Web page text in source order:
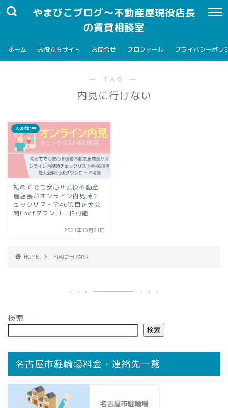
やまびこブログ～不動産屋現役店長
の賃貸相談室
ホーム お役立ちサイト お問合せ プロフィール プライバシーポリ
― TAG ―
内見に行けない
入居検討中
初めてでも安心‼現役不動産
屋店長がオンライン内見時チ
ェックリスト全46項目を大公
開!!pdfダウンロード可能
2021年10月21日
HOME 内見に行けない
検索
検索
名古屋市駐輪場料金・連絡先一覧